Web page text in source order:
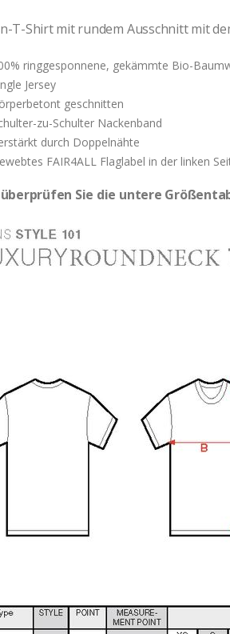
T-Shirt mit rundem Ausschnitt mit
ringgesponnene, gekämmte Bio-
Jersey
geschnitten
zu-Schulter Nackenband
durch Doppelnähte
FAIR4ALL Flaglabel in der linken
Sie die untere